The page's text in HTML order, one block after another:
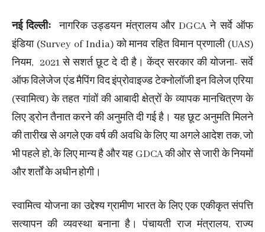
नई दिल्लीः नागरिक उड्डयन मंत्रालय और DGCA ने सर्वे ऑफ
इंडिया (Survey of India) को मानव रहित विमान प्रणाली (UAS)
नियम, 2021 से सशर्त छूट दे दी है। केंद्र सरकार की योजना- सर्वे
ऑफ विलेजेज एंड मैपिंग विद इंप्रोवाइज्ड टेक्नोलॉजी इन विलेज एरिया
(स्वामित्व) के तहत गांवों की आबादी क्षेत्रों के व्यापक मानचित्रण के
लिए ड्रोन तैनात करने की अनुमति दी गई है। यह छूट अनुमति मिलने
की तारीख से अगले एक वर्ष की अवधि के लिए या अगले आदेश तक, जो
भी पहले हो, के लिए मान्य है और यह GDCA की ओर से जारी के नियमों
और शर्तों के अधीन होगी।
स्वामित्व योजना का उद्देश्य ग्रामीण भारत के लिए एक एकीकृत संपत्ति
सत्यापन की व्यवस्था बनाना है। पंचायती राज मंत्रालय, राज्य